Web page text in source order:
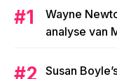
Wayne
analyse van
Susan